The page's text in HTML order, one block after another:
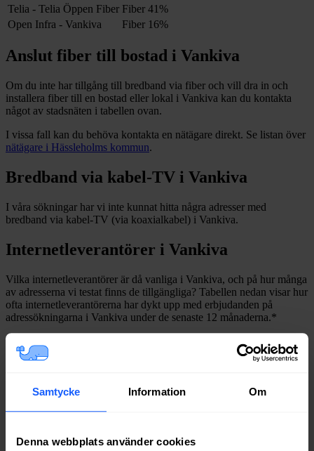
Samtycke Information Om
Denna webbplats använder cookies
Telia - Telia Öppen Fiber Fiber 41%
Open Infra - Vankiva
Fiber 16%
Anslut fiber till bostad i Vankiva
Om du inte har tillgång till bredband via fiber och vill dra in och
installera fiber till en bostad eller lokal i Vankiva kan du kontakta
något av stadsnäten i tabellen ovan.
I vissa fall kan du behöva kontakta en nätägare direkt. Se listan över
nätägare i Hässleholms kommun.
Bredband via kabel-TV i Vankiva
I våra sökningar har vi inte kunnat hitta några adresser med
bredband via kabel-TV (via koaxialkabel) i Vankiva.
Internetleverantörer i Vankiva
Vilka internetleverantörer är då vanliga i Vankiva, och på hur många
av adresserna vi testat finns de tillgängliga? Tabellen nedan visar hur
ofta internetleverantörerna har dykt upp med erbjudanden på
adressökningarna i Vankiva under de senaste 12 månaderna.*
*
Avser sökningar där det finns fast bredband på adressen.
Boxer
Fiber
Bredband2
Fiber
76%
Ownit
Fiber 74%